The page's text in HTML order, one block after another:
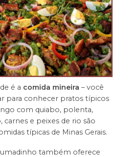
é a comida mineira – você
para conhecer pratos típicos
com quiabo, polenta,
, carnes e peixes de rio são
típicas de Minas Gerais.
também oferece